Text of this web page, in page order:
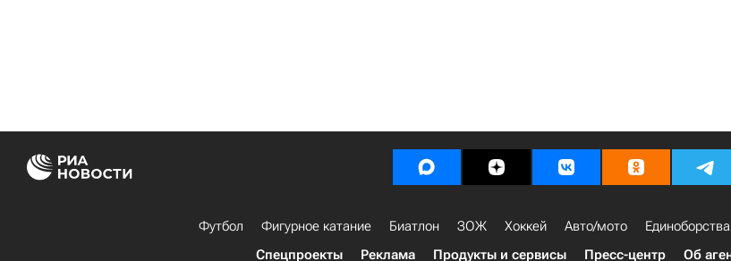
Футбол Фигурное катание Биатлон ЗОЖ Хоккей Авто/мото Единоборства
Спецпроекты
Реклама Продукты и сервисы Пресс-центр Об